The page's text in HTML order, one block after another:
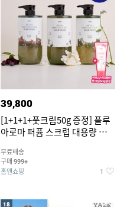
39,800
[1+1+1+풋크림50g 증정] 플루
아로마 퍼퓸 스크럽 대용량 바디
무료배송
구매 999+
홈앤쇼핑 1
18